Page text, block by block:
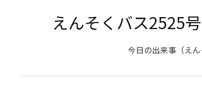
えんそくバス2525
今日の出来事（えん